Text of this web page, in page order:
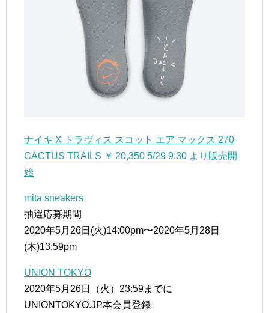
ナイキ X トラヴィス スコット エア マックス 270
CACTUS TRAILS ￥ 20,350 5/29 9:30 より販売開
始
mita sneakers
抽選応募期間
2020年5月26日(火)14:00pm〜2020年5月28日
(木)13:59pm
UNION TOKYO
2020年5月26日（火）23:59までに
UNIONTOKYO.JP本会員登録